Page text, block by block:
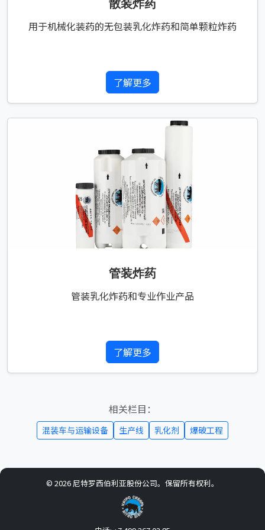
散装炸药
用于机械化装药的无包装乳化炸药和简单颗粒炸药
了解更多
管装炸药
管装乳化炸药和专业作业产品
了解更多
相关栏目：
混装车与运输设备 生产线 乳化剂 爆破工程
© 2026 尼特罗西伯利亚股份公司。保留所有权利。